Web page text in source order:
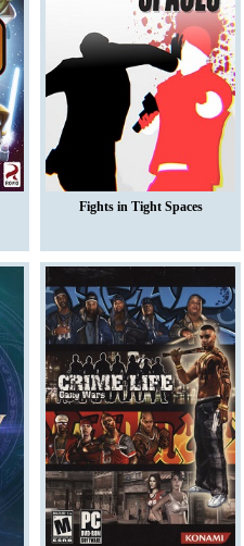
Fights in Tight Spaces